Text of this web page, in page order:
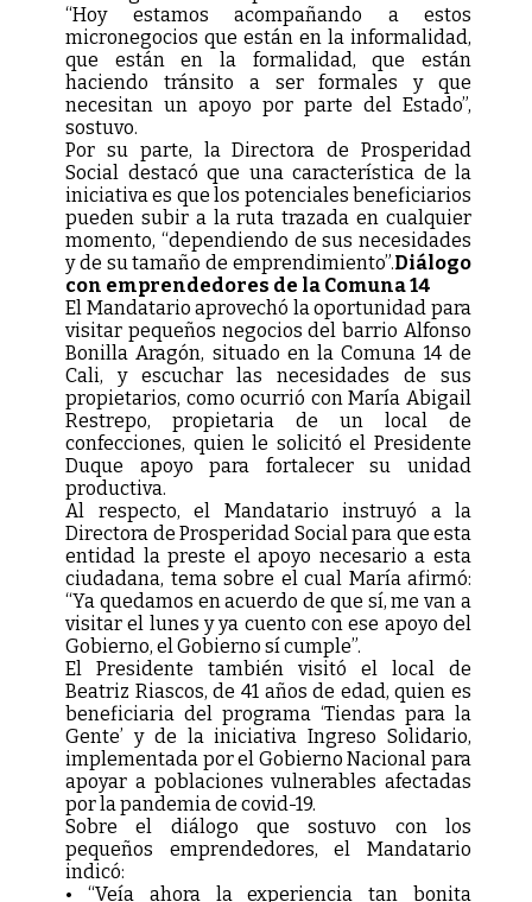
“Hoy estamos acompañando a estos
micronegocios que están en la informalidad,
que están en la formalidad, que están
haciendo tránsito a ser formales y que
necesitan un apoyo por parte del Estado”,
sostuvo.
Por su parte, la Directora de Prosperidad
Social destacó que una característica de la
iniciativa es que los potenciales beneficiarios
pueden subir a la ruta trazada en cualquier
momento, “dependiendo de sus necesidades
y de su tamaño de emprendimiento”.Diálogo
con emprendedores de la Comuna 14
El Mandatario aprovechó la oportunidad para
visitar pequeños negocios del barrio Alfonso
Bonilla Aragón, situado en la Comuna 14 de
Cali, y escuchar las necesidades de sus
propietarios, como ocurrió con María Abigail
Restrepo, propietaria de un local de
confecciones, quien le solicitó el Presidente
Duque apoyo para fortalecer su unidad
productiva.
Al respecto, el Mandatario instruyó a la
Directora de Prosperidad Social para que esta
entidad la preste el apoyo necesario a esta
ciudadana, tema sobre el cual María afirmó:
“Ya quedamos en acuerdo de que sí, me van a
visitar el lunes y ya cuento con ese apoyo del
Gobierno, el Gobierno sí cumple”.
El Presidente también visitó el local de
Beatriz Riascos, de 41 años de edad, quien es
beneficiaria del programa ‘Tiendas para la
Gente’ y de la iniciativa Ingreso Solidario,
implementada por el Gobierno Nacional para
apoyar a poblaciones vulnerables afectadas
por la pandemia de covid-19.
Sobre el diálogo que sostuvo con los
pequeños emprendedores, el Mandatario
indicó:
• “Veía ahora la experiencia tan bonita